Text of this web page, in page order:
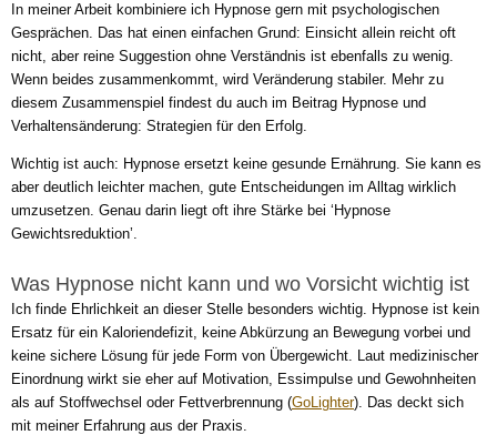
In meiner Arbeit kombiniere ich Hypnose gern mit psychologischen
Gesprächen. Das hat einen einfachen Grund: Einsicht allein reicht oft
nicht, aber reine Suggestion ohne Verständnis ist ebenfalls zu wenig.
Wenn beides zusammenkommt, wird Veränderung stabiler. Mehr zu
diesem Zusammenspiel findest du auch im Beitrag Hypnose und
Verhaltensänderung: Strategien für den Erfolg.
Wichtig ist auch: Hypnose ersetzt keine gesunde Ernährung. Sie kann es
aber deutlich leichter machen, gute Entscheidungen im Alltag wirklich
umzusetzen. Genau darin liegt oft ihre Stärke bei ‘Hypnose
Gewichtsreduktion’.
Was Hypnose nicht kann und wo Vorsicht wichtig ist
Ich finde Ehrlichkeit an dieser Stelle besonders wichtig. Hypnose ist kein
Ersatz für ein Kaloriendefizit, keine Abkürzung an Bewegung vorbei und
keine sichere Lösung für jede Form von Übergewicht. Laut medizinischer
Einordnung wirkt sie eher auf Motivation, Essimpulse und Gewohnheiten
als auf Stoffwechsel oder Fettverbrennung (GoLighter). Das deckt sich
mit meiner Erfahrung aus der Praxis.